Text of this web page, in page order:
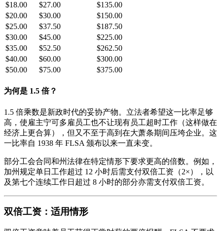
$18.00
$27.00
$135.00
$20.00
$30.00
$150.00
$25.00
$37.50
$187.50
$30.00
$45.00
$225.00
$35.00
$52.50
$262.50
$40.00
$60.00
$300.00
$50.00
$75.00 $375.00
为何是 1.5 倍？
1.5 倍乘数是新政时代的妥协产物。立法者希望这一比率足够
高，使雇主宁可多雇员工也不让现有员工超时工作（这样做在
经济上更合算），但又不至于高到在大萧条期间压垮企业。这
一比率自 1938 年 FLSA 颁布以来一直未变。
部分工会合同和州法律在特定情形下要求更高的倍数。例如，
加州规定单日工作超过 12 小时后需支付双倍工资（2×），以
及第七个连续工作日超过 8 小时的部分亦需支付双倍工资。
双倍工资：适用情形